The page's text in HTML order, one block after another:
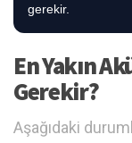
gerekir.
En Yakın
Gerekir?
Aşağıdaki